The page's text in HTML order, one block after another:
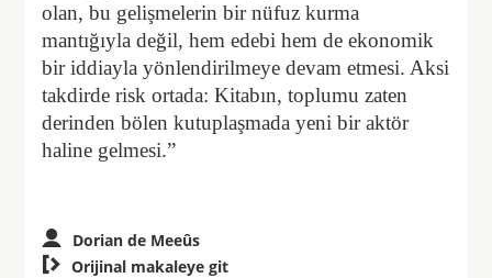
olan, bu gelişmelerin bir nüfuz kurma
mantığıyla değil, hem edebi hem de ekonomik
bir iddiayla yönlendirilmeye devam etmesi. Aksi
takdirde risk ortada: Kitabın, toplumu zaten
derinden bölen kutuplaşmada yeni bir aktör
haline gelmesi.”
Dorian de Meeûs
 Orijinal makaleye git